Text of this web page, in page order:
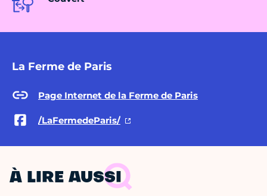
La Ferme de Paris
Page Internet de la Ferme de Paris
/LaFermedeParis/
À LIRE AUSSI